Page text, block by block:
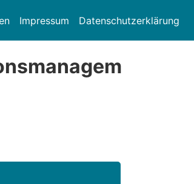
Impressum Datenschutzerklärung